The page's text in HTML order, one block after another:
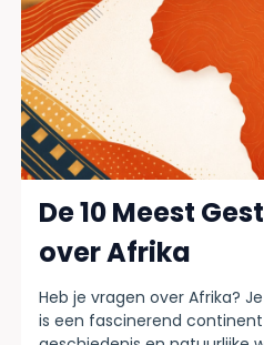
De 10 Meest
over Afrika
Heb je vragen over Afrika?
is een fascinerend